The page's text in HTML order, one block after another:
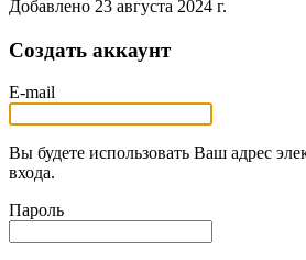
Добавлено 23 августа 2024 г.
Создать аккаунт
E-mail
Вы будете использовать Ваш адрес
входа.
Пароль